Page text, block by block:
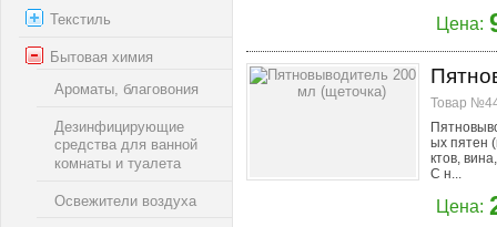
Текстиль
Бытовая химия
Ароматы, благовония
Дезинфицирующие
средства для ванной
комнаты и туалета
Освежители воздуха
Цена:
Товар
ых пятен
ктов,
С н...
Цена: